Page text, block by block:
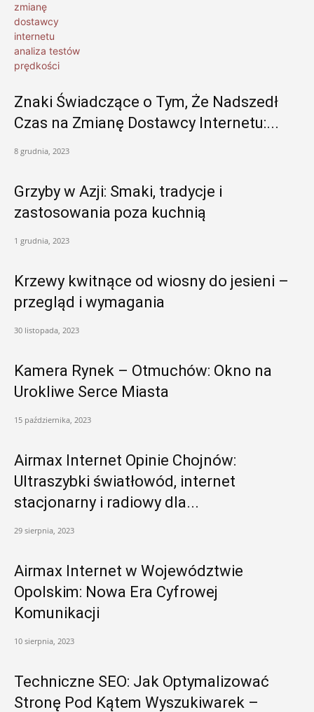
Znaki Świadczące o Tym, Że Nadszedł
Czas na Zmianę Dostawcy Internetu:...
8 grudnia, 2023
Grzyby w Azji: Smaki, tradycje i
zastosowania poza kuchnią
1 grudnia, 2023
Krzewy kwitnące od wiosny do jesieni –
przegląd i wymagania
30 listopada, 2023
Kamera Rynek – Otmuchów: Okno na
Urokliwe Serce Miasta
15 października, 2023
Airmax Internet Opinie Chojnów:
Ultraszybki światłowód, internet
stacjonarny i radiowy dla...
29 sierpnia, 2023
Airmax Internet w Województwie
Opolskim: Nowa Era Cyfrowej
Komunikacji
10 sierpnia, 2023
Techniczne SEO: Jak Optymalizować
Stronę Pod Kątem Wyszukiwarek –